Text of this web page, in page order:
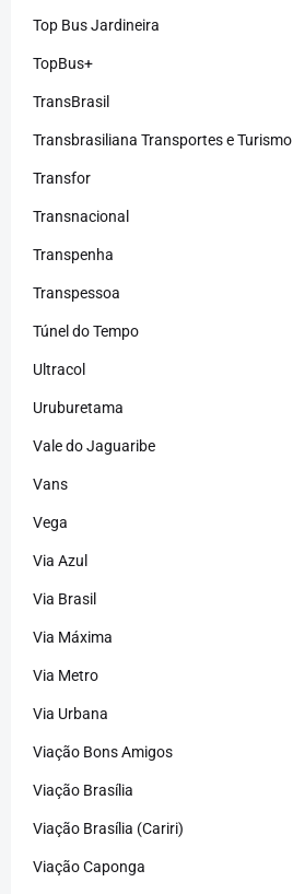
Top Bus Jardineira
TopBus+
TransBrasil
Transbrasiliana Transportes e Turismo
Transfor
Transnacional
Transpenha
Transpessoa
Túnel do Tempo
Ultracol
Uruburetama
Vale do Jaguaribe
Vans
Vega
Via Azul
Via Brasil
Via Máxima
Via Metro
Via Urbana
Viação Bons Amigos
Viação Brasília
Viação Brasília (Cariri)
Viação Caponga